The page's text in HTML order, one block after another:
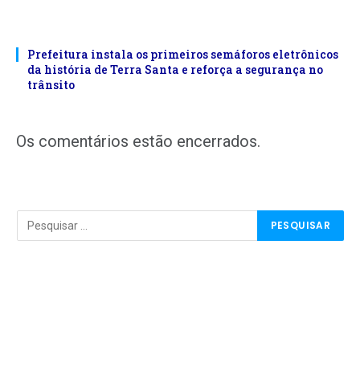
Prefeitura instala os primeiros semáforos eletrônicos
da história de Terra Santa e reforça a segurança no
trânsito
Os comentários estão encerrados.